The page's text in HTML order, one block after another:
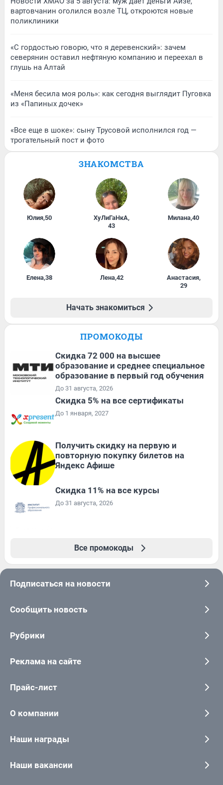
вартовчанин оголился возле ТЦ, откроются новые
поликлиники
«С гордостью говорю, что я деревенский»: зачем
северянин оставил нефтяную компанию и переехал в
глушь на Алтай
«Меня бесила моя роль»: как сегодня выглядит Пуговка
из «Папиных дочек»
«Все еще в шоке»: сыну Трусовой исполнился год —
трогательный пост и фото
ЗНАКОМСТВА
Юлия,50 ХуЛиГаНкА,
43
Милана,40
Елена,38 Лена,42 Анастасия,
29
Начать знакомиться
ПРОМОКОДЫ
Скидка 72 000 на высшее
образование и среднее специальное
образование в первый год обучения
До 31 августа, 2026
Скидка 5% на все сертификаты
До 1 января, 2027
Получить скидку на первую и
повторную покупку билетов на
Яндекс Афише
Скидка 11% на все курсы
До 31 августа, 2026
Все промокоды
Подписаться на новости
Сообщить новость
Рубрики
Реклама на сайте
Прайс-лист
О компании
Наши награды
Наши вакансии